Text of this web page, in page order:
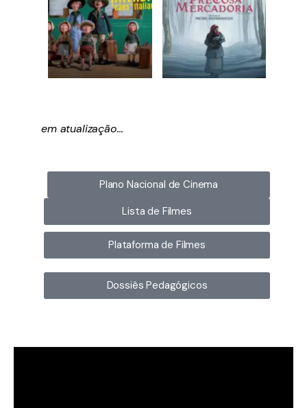
em atualização…
Plano Nacional de Cinema
Lista de Filmes
Plataforma de Filmes
Dossiês Pedagógicos